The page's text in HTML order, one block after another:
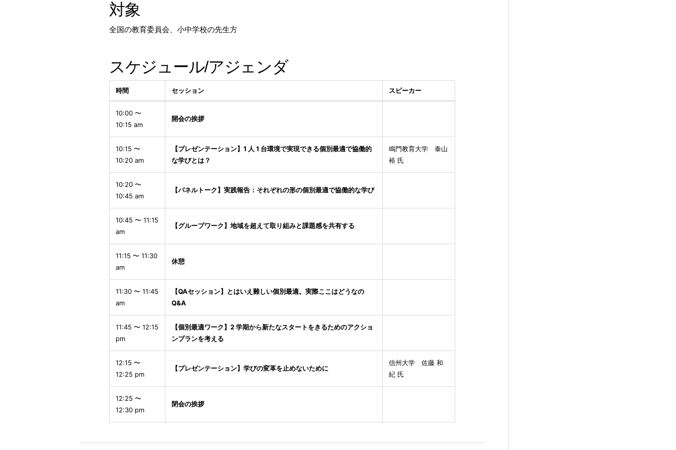
対象
全国の教育委員会、小中学校の先生方
スケジュール/アジェンダ
時間 セッション スピーカー
10:00 〜
10:15 am
開会の挨拶
10:15 〜
10:20 am
【プレゼンテーション】1 人 1 台環境で実現できる個別最適で協働的
な学びとは？
鳴門教育大学 泰山
裕 氏
10:20 〜
10:45 am
【パネルトーク】実践報告：それぞれの形の個別最適で協働的な学び
10:45 〜 11:15
am
【グループワーク】地域を超えて取り組みと課題感を共有する
11:15 〜 11:30
am
休憩
11:30 〜 11:45
am
【QAセッション】とはいえ難しい個別最適。実際ここはどうなの
Q&A
11:45 〜 12:15
pm
【個別最適ワーク】2 学期から新たなスタートをきるためのアクショ
ンプランを考える
12:15 〜
12:25 pm
【プレゼンテーション】学びの変革を止めないために
信州大学 佐藤 和
紀 氏
12:25 〜
12:30 pm
閉会の挨拶